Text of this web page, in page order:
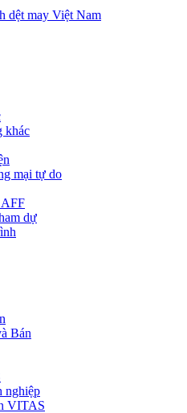
dệt may Việt Nam
khác
mại tự do
dự
Bán
nghiệp
VITAS